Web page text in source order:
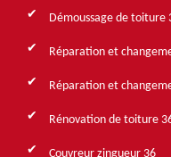
Démoussage de toiture
Réparation et
Réparation et
Rénovation de toiture
Couvreur zingueur 36